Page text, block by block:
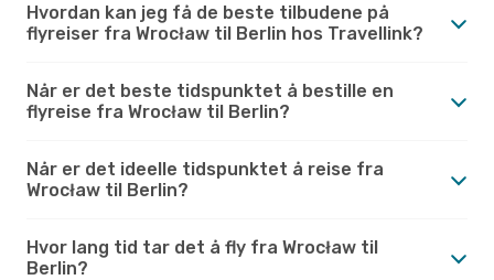
Hvordan kan jeg få de beste tilbudene på
flyreiser fra Wrocław til Berlin hos Travellink?
Når er det beste tidspunktet å bestille en
flyreise fra Wrocław til Berlin?
Når er det ideelle tidspunktet å reise fra
Wrocław til Berlin?
Hvor lang tid tar det å fly fra Wrocław til
Berlin?